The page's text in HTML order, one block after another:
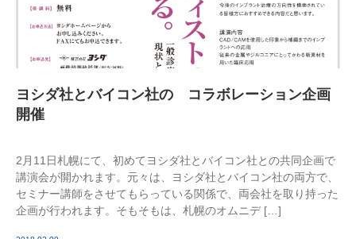
ヨシダ社とバイコン社の コラボレーション企画
開催
2月11日札幌にて、初めてヨシダ社とバイコン社との共同企画で
講演会が開かれます。元々は、ヨシダ社とバイコン社の両方で、
セミナー講師をさせてもらっている関係で、両会社を取り持った
企画が行われます。そもそもは、札幌のオムニデ […]